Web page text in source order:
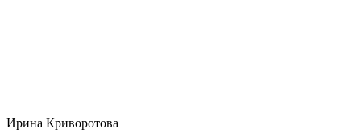
Ирина Криворотова